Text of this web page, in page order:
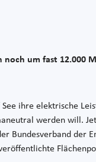
um fast 12.000
ihre elektrische
werden will.
der